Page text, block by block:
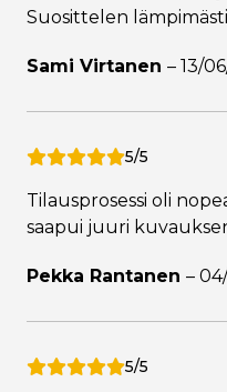
Suosittelen
Sami Virtanen – 13/
5/5
Tilausprosessi oli
saapui juuri
Pekka Rantanen –
5/5